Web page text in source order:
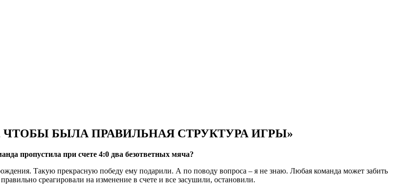
БЫЛА ПРАВИЛЬНАЯ СТРУКТУРА ИГРЫ»
пропустила при счете 4:0 два безответных мяча?
Такую прекрасную победу ему подарили. А по поводу вопроса – я не знаю. Любая команда может забить
среагировали на изменение в счете и все засушили, остановили.